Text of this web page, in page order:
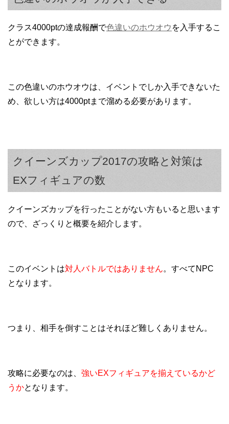
クラス4000ptの達成報酬で色違いのホウオウ を入手するこ
とができます。
この色違いのホウオウは、イベントでしか入手できないた
め、欲しい方は4000ptまで溜める必要があります。
クイーンズカップ2017の攻略と対策は
EXフィギュアの数
クイーンズカップを行ったことがない方もいると思います
ので、ざっくりと概要を紹介します。
このイベントは対人バトルではありません。すべてNPC
となります。
つまり、相手を倒すことはそれほど難しくありません。
攻略に必要なのは、 強いEXフィギュアを揃えているかど
うかとなります。